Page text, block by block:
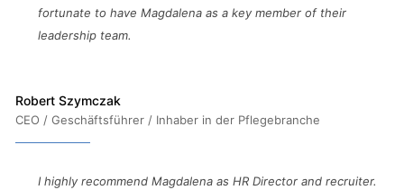
fortunate to have Magdalena as a key member of their
leadership team.
Robert Szymczak
CEO / Geschäftsführer / Inhaber in der Pflegebranche
I highly recommend Magdalena as HR Director and recruiter.